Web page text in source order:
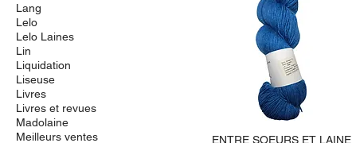
Lang
Lelo
Lelo Laines
Lin
Liquidation
Liseuse
Livres
Livres et revues
Madolaine
Meilleurs ventes
ENTRE SOEURS ET LAINE